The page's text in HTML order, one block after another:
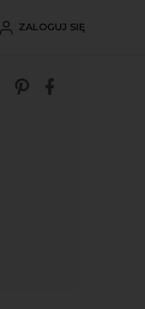
ZALOGUJ SIĘ
Zobacz nasze
Śledź nas